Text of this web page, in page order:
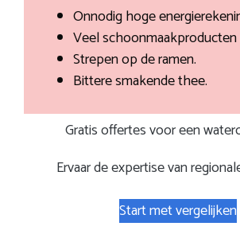
Onnodig hoge
Veel schoonmaakproducten
Strepen op de ramen.
Bittere smakende thee.
Gratis offertes voor een
Ervaar de expertise van
Start met vergelijken